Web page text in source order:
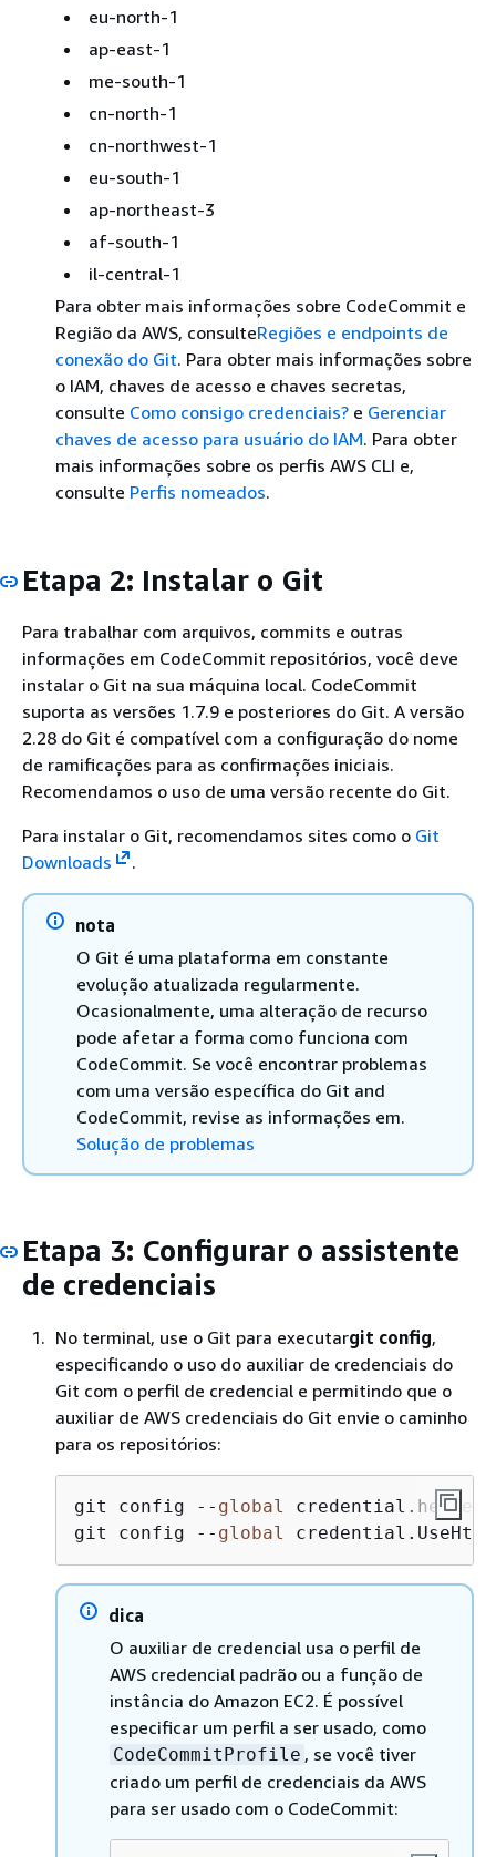
eu-north-1
ap-east-1
me-south-1
cn-north-1
cn-northwest-1
eu-south-1
ap-northeast-3
af-south-1
il-central-1
Para obter mais informações sobre CodeCommit e
Região da AWS, consulteRegiões e endpoints de
conexão do Git. Para obter mais informações sobre
o IAM, chaves de acesso e chaves secretas,
consulte Como consigo credenciais? e Gerenciar
chaves de acesso para usuário do IAM. Para obter
mais informações sobre os perfis AWS CLI e,
consulte Perfis nomeados.
Etapa 2: Instalar o Git
Para trabalhar com arquivos, commits e outras
informações em CodeCommit repositórios, você deve
instalar o Git na sua máquina local. CodeCommit
suporta as versões 1.7.9 e posteriores do Git. A versão
2.28 do Git é compatível com a configuração do nome
de ramificações para as confirmações iniciais.
Recomendamos o uso de uma versão recente do Git.
Para instalar o Git, recomendamos sites como o Git
Downloads
.
nota
O Git é uma plataforma em constante
evolução atualizada regularmente.
Ocasionalmente, uma alteração de recurso
pode afetar a forma como funciona com
CodeCommit. Se você encontrar problemas
com uma versão específica do Git and
CodeCommit, revise as informações em.
Solução de problemas
Etapa 3: Configurar o assistente
de credenciais
No terminal, use o Git para executargit config,
especificando o uso do auxiliar de credenciais do
Git com o perfil de credencial e permitindo que o
auxiliar de AWS credenciais do Git envie o caminho
para os repositórios:
git config -- global credential.helper
git config -- global
dica
O auxiliar de credencial usa o perfil de
AWS credencial padrão ou a função de
instância do Amazon EC2. É possível
especificar um perfil a ser usado, como
CodeCommitProfile , se você tiver
criado um perfil de credenciais da AWS
para ser usado com o CodeCommit: